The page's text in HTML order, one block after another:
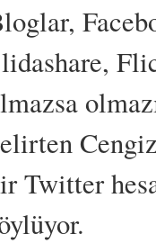
Twitter